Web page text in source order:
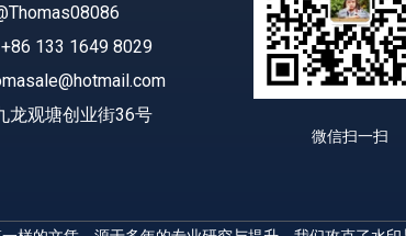
133 1649 8029
龙观塘创业街36号
微信扫一扫